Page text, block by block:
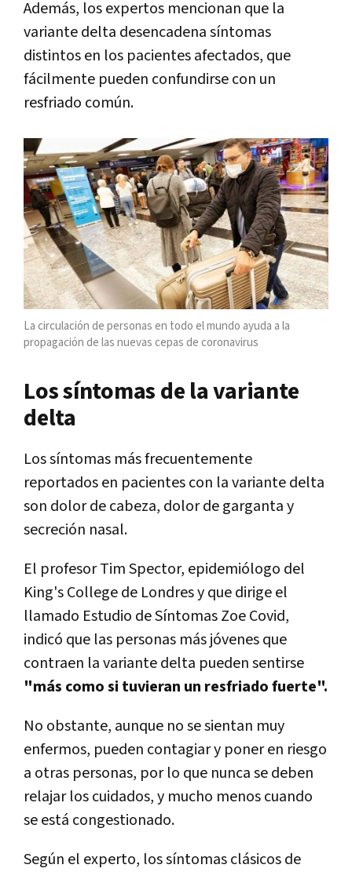
Además, los expertos mencionan que la
variante delta desencadena síntomas
distintos en los pacientes afectados, que
fácilmente pueden confundirse con un
resfriado común.
La circulación de personas en todo el mundo ayuda a la
propagación de las nuevas cepas de coronavirus
Los síntomas de la variante
delta
Los síntomas más frecuentemente
reportados en pacientes con la variante delta
son dolor de cabeza, dolor de garganta y
secreción nasal.
El profesor Tim Spector, epidemiólogo del
King's College de Londres y que dirige el
llamado Estudio de Síntomas Zoe Covid,
indicó que las personas más jóvenes que
contraen la variante delta pueden sentirse
"más como si tuvieran un resfriado fuerte".
No obstante, aunque no se sientan muy
enfermos, pueden contagiar y poner en riesgo
a otras personas, por lo que nunca se deben
relajar los cuidados, y mucho menos cuando
se está congestionado.
Según el experto, los síntomas clásicos de